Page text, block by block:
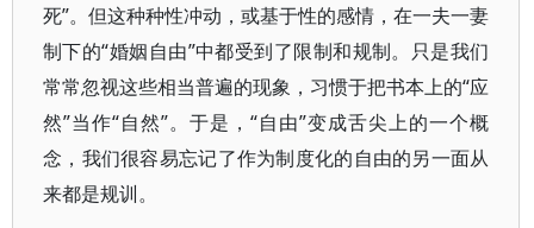
死”。但这种种性冲动，或基于性的感情，在一夫一妻
制下的“婚姻自由”中都受到了限制和规制。只是我们
常常忽视这些相当普遍的现象，习惯于把书本上的“应
然”当作“自然”。于是，“自由”变成舌尖上的一个概
念，我们很容易忘记了作为制度化的自由的另一面从
来都是规训。